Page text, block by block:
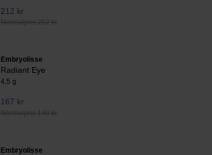
212 kr
Normalpris 252 kr
Embryolisse
Radiant Eye
4,5 g
167 kr
Normalpris 199 kr
Embryolisse